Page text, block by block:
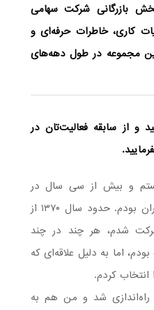
بازرگانی شرکت سهامی
کاری، خاطرات حرفه‌ای و
مجموعه در طول دهه‌های
و از سابقه فعالیت‌تان در
و بیش از سی سال در
خدمت شرکت سهامی فرش ایران بودم. حدود سال ۱۳۷۰ از
شدم، هر چند در چند
اما به دلیل علاقه‌ای که
کردم.
فرشی راه‌اندازی شد و من هم به